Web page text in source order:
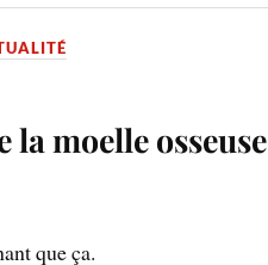
la moelle osseuse
que ça.